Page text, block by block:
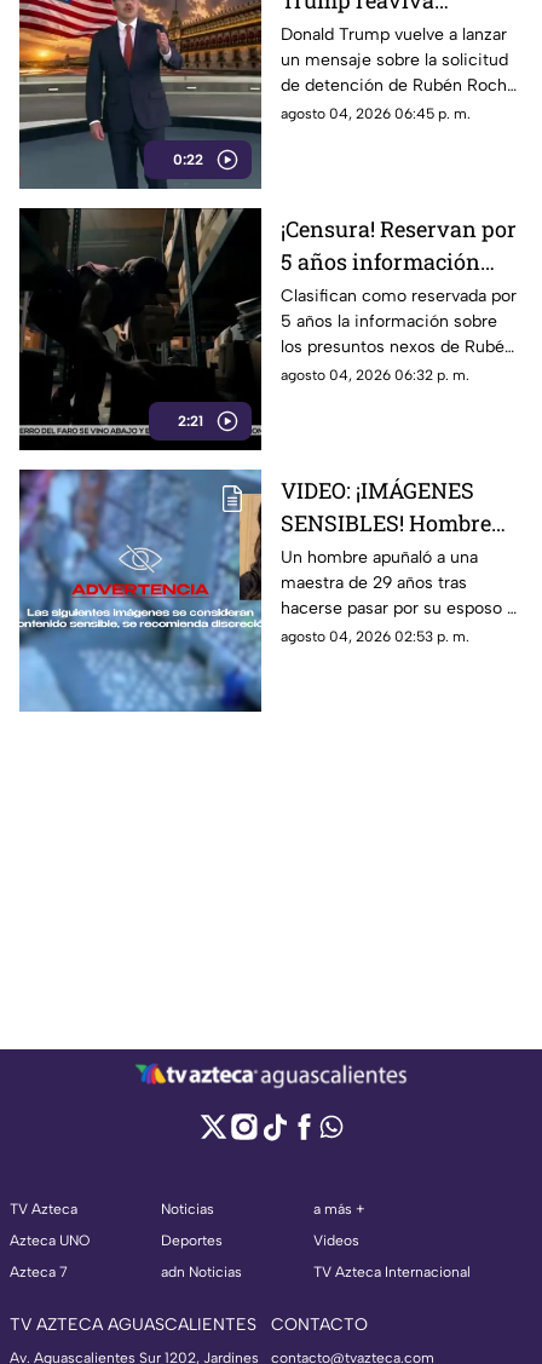
0:22
señalamientos contra
Rubén Rocha Moya y
Enrique Inzunza
Donald Trump vuelve a lanzar
un mensaje sobre la solicitud
de detención de Rubén Rocha
Moya y Enrique Inzunza.
agosto 04, 2026 06:45 p. m.
2:21
¡Censura! Reservan por
5 años información
sobre presuntos nexos
de Rocha Moya e
Inzunza con el crimen
Clasifican como reservada por
5 años la información sobre
los presuntos nexos de Rubén
Rocha Moya y Enrique Inzunza
agosto 04, 2026 06:32 p. m.
VIDEO: ¡IMÁGENES
SENSIBLES! Hombre
apuñala más de 30
veces a maestra de 29
años en una escuela
Un hombre apuñaló a una
maestra de 29 años tras
hacerse pasar por su esposo e
ingresar a la escuela; te
agosto 04, 2026 02:53 p. m.
TV Azteca
Azteca UNO
Azteca 7
Noticias
Deportes
adn Noticias
a más +
Videos
TV Azteca Internacional
TV AZTECA AGUASCALIENTES
Av. Aguascalientes Sur 1202, Jardines
CONTACTO
contacto@tvazteca.com